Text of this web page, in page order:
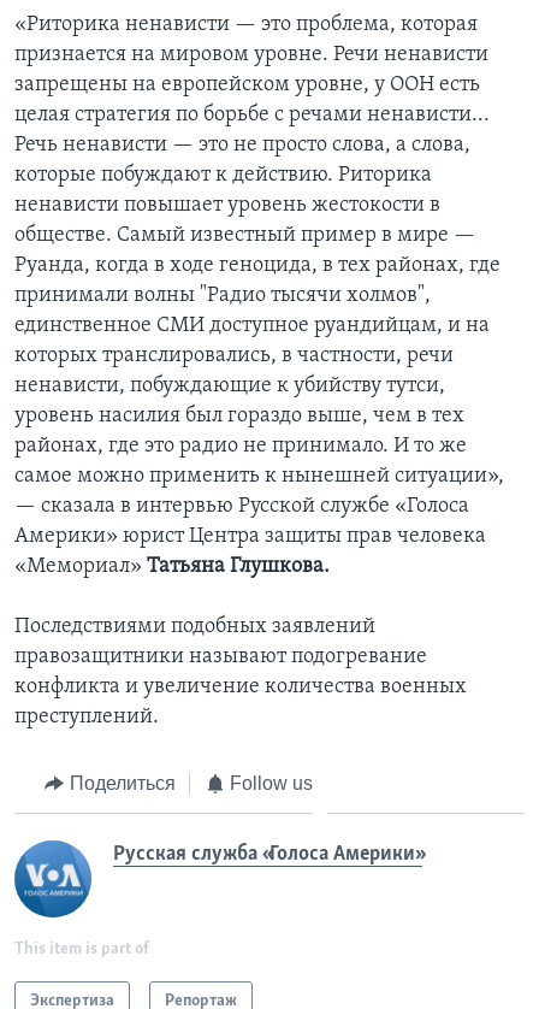
«Риторика ненависти — это проблема, которая
признается на мировом уровне. Речи ненависти
запрещены на европейском уровне, у ООН есть
целая стратегия по борьбе с речами ненависти...
Речь ненависти — это не просто слова, а слова,
которые побуждают к действию. Риторика
ненависти повышает уровень жестокости в
обществе. Самый известный пример в мире —
Руанда, когда в ходе геноцида, в тех районах, где
принимали волны "Радио тысячи холмов",
единственное СМИ доступное руандийцам, и на
которых транслировались, в частности, речи
ненависти, побуждающие к убийству тутси,
уровень насилия был гораздо выше, чем в тех
районах, где это радио не принимало. И то же
самое можно применить к нынешней ситуации»,
— сказала в интервью Русской службе «Голоса
Америки» юрист Центра защиты прав человека
«Мемориал» Татьяна Глушкова.
Последствиями подобных заявлений
правозащитники называют подогревание
конфликта и увеличение количества военных
преступлений.
Поделиться Follow us
Русская служба «Голоса Америки»
This item is part of
Экспертиза Репортаж